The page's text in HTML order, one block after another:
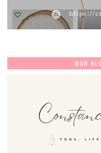
MON